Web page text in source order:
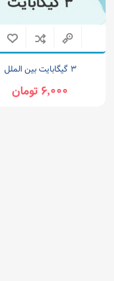
۳ گیگابایت بین الملل
6,000 تومان